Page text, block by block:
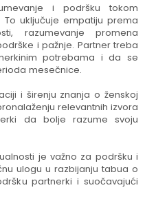
i podršku tokom
uključuje empatiju prema
razumevanje promena
i pažnje. Partner treba
potrebama i da se
mesečnice.
i širenju znanja o ženskoj
relevantnih izvora
da bolje razume svoju
je važno za podršku i
ulogu u razbijanju tabua o
partnerki i suočavajući